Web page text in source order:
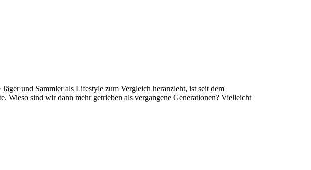
und Sammler als Lifestyle zum Vergleich heranzieht, ist seit dem
Wieso sind wir dann mehr getrieben als vergangene Generationen? Vielleicht